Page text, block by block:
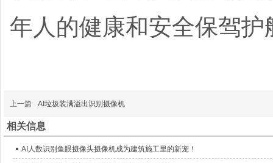
年人的健康和安全保驾护
上一篇 AI垃圾装满溢出识别摄像机
相关信息
AI人数识别鱼眼摄像头摄像机成为建筑施工里的新宠！